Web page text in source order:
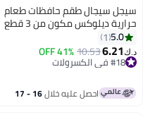
سيجل سيجال طقم حافظات طعام
حرارية ديلوكس مكون من 3 قطع
1L/1.5L/2.5L | طقم كسرولات
حرارية فاخرة معزولة | يحافظ على
الطعام ساخنًا وطازجًا
5.0
1
د.ك‏6.21
10.53
41% OFF
#18 في الكسرولات
احصل عليه خلال 16 - 17